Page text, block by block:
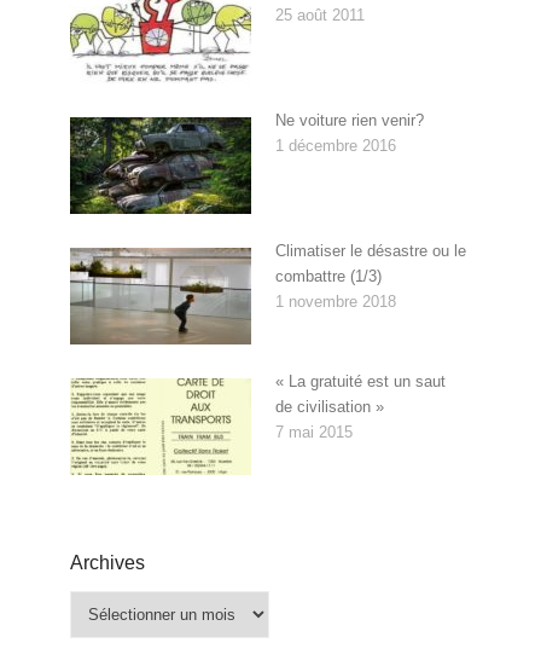
25 août 2011
Ne voiture rien venir?
1 décembre 2016
Climatiser le désastre ou le
combattre (1/3)
1 novembre 2018
« La gratuité est un saut
de civilisation »
7 mai 2015
Archives